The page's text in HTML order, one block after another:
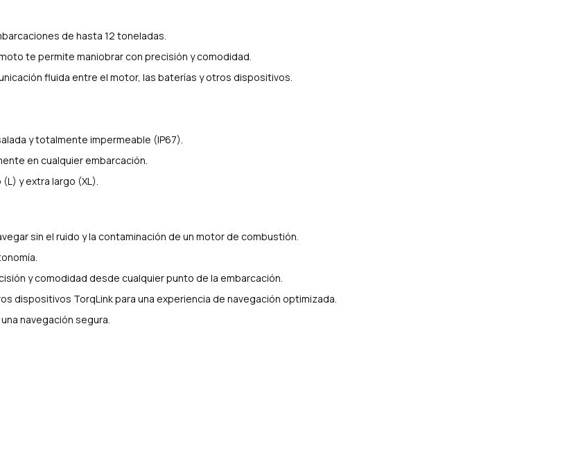
de hasta 12 toneladas.
te permite maniobrar con precisión y comodidad.
fluida entre el motor, las baterías y otros dispositivos.
y totalmente impermeable (IP67).
en cualquier embarcación.
y extra largo (XL).
sin el ruido y la contaminación de un motor de combustión.
y comodidad desde cualquier punto de la embarcación.
dispositivos TorqLink para una experiencia de navegación optimizada.
navegación segura.